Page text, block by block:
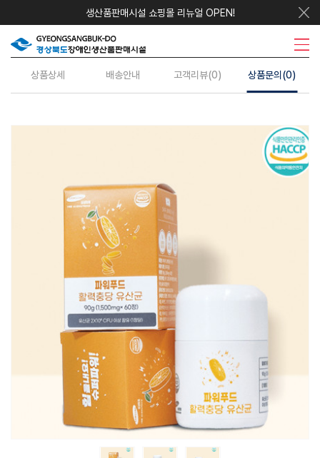
생산품판매시설 쇼핑몰 리뉴얼 OPEN!
우리지역상품 시설안내 주요사업 수의계약 정보센터
상품상세 배송안내 고객리뷰(0) 상품문의(0)